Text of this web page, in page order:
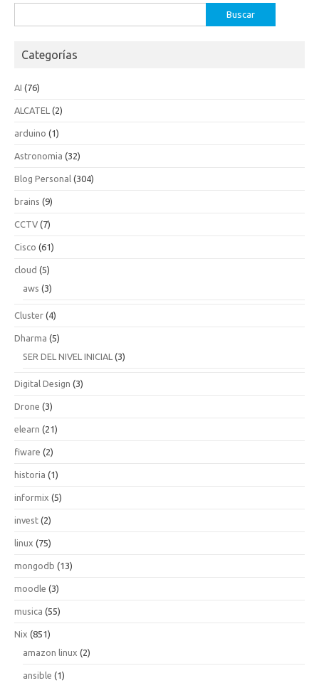
Categorías
AI (76)
ALCATEL (2)
arduino (1)
Astronomia (32)
Blog Personal (304)
brains (9)
CCTV (7)
Cisco (61)
cloud (5)
aws (3)
Cluster (4)
Dharma (5)
SER DEL NIVEL INICIAL (3)
Digital Design (3)
Drone (3)
elearn (21)
fiware (2)
historia (1)
informix (5)
invest (2)
linux (75)
mongodb (13)
moodle (3)
musica (55)
Nix (851)
amazon linux (2)
ansible (1)